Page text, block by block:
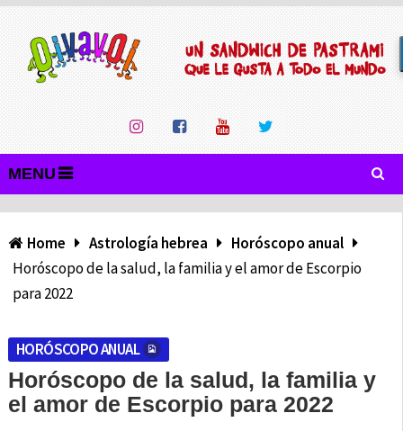
MENU
Home Astrología hebrea
Horóscopo anual
Horóscopo de la salud, la familia y el amor de Escorpio
para 2022
HORÓSCOPO ANUAL
Horóscopo de la salud, la familia y
el amor de Escorpio para 2022